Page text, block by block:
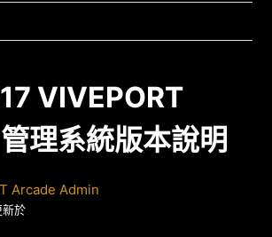
VIVEPORT
理系統版本說明
Arcade Admin
新於